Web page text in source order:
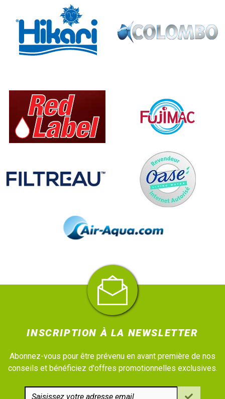
INSCRIPTION À LA NEWSLETTER
Abonnez-vous pour être prévenu en avant première de nos
conseils et bénéficiez d'offres promotionnelles exclusives.